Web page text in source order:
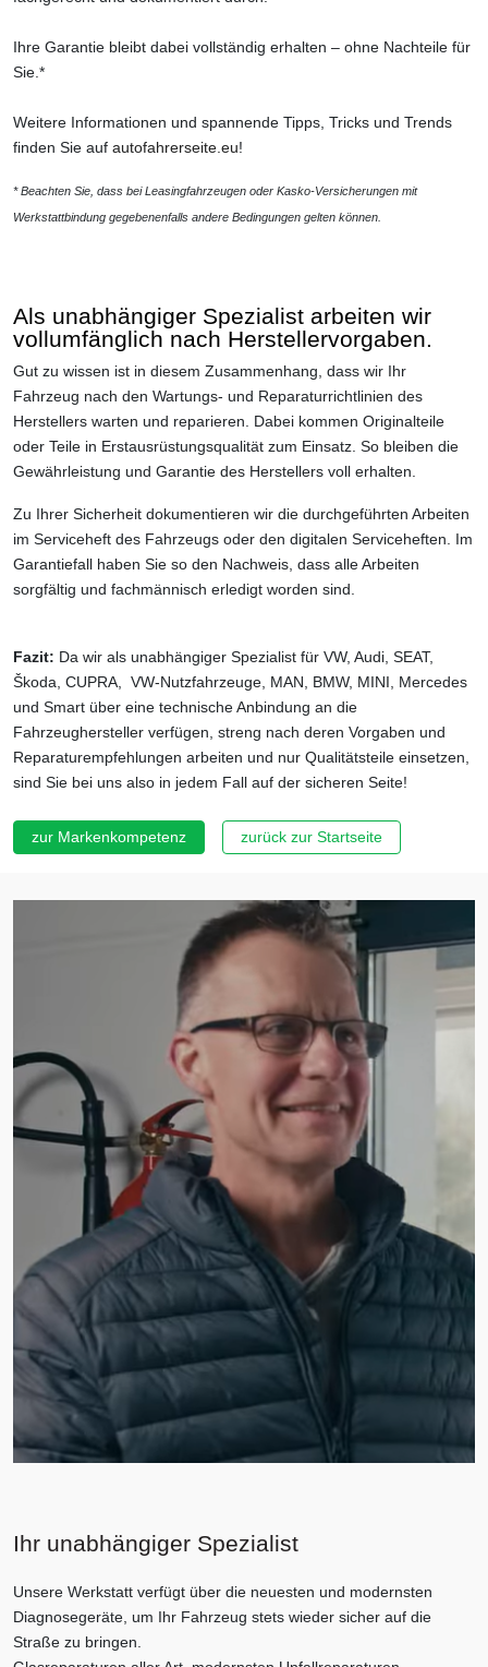
Ihre Garantie bleibt dabei vollständig erhalten – ohne Nachteile für
Sie.*
Weitere Informationen und spannende Tipps, Tricks und Trends
finden Sie auf autofahrerseite.eu!
* Beachten Sie, dass bei Leasingfahrzeugen oder Kasko-Versicherungen mit
Werkstattbindung gegebenenfalls andere Bedingungen gelten können.
Als unabhängiger Spezialist arbeiten wir
vollumfänglich nach Herstellervorgaben.
Gut zu wissen ist in diesem Zusammenhang, dass wir Ihr
Fahrzeug nach den Wartungs- und Reparaturrichtlinien des
Herstellers warten und reparieren. Dabei kommen Originalteile
oder Teile in Erstausrüstungsqualität zum Einsatz. So bleiben die
Gewährleistung und Garantie des Herstellers voll erhalten.
Zu Ihrer Sicherheit dokumentieren wir die durchgeführten Arbeiten
im Serviceheft des Fahrzeugs oder den digitalen Serviceheften. Im
Garantiefall haben Sie so den Nachweis, dass alle Arbeiten
sorgfältig und fachmännisch erledigt worden sind.
Fazit: Da wir als unabhängiger Spezialist für VW, Audi, SEAT,
Škoda, CUPRA, VW-Nutzfahrzeuge, MAN, BMW, MINI, Mercedes
und Smart über eine technische Anbindung an die
Fahrzeughersteller verfügen, streng nach deren Vorgaben und
Reparaturempfehlungen arbeiten und nur Qualitätsteile einsetzen,
sind Sie bei uns also in jedem Fall auf der sicheren Seite!
zur Markenkompetenz zurück zur Startseite
Ihr unabhängiger Spezialist
Unsere Werkstatt verfügt über die neuesten und modernsten
Diagnosegeräte, um Ihr Fahrzeug stets wieder sicher auf die
Straße zu bringen.